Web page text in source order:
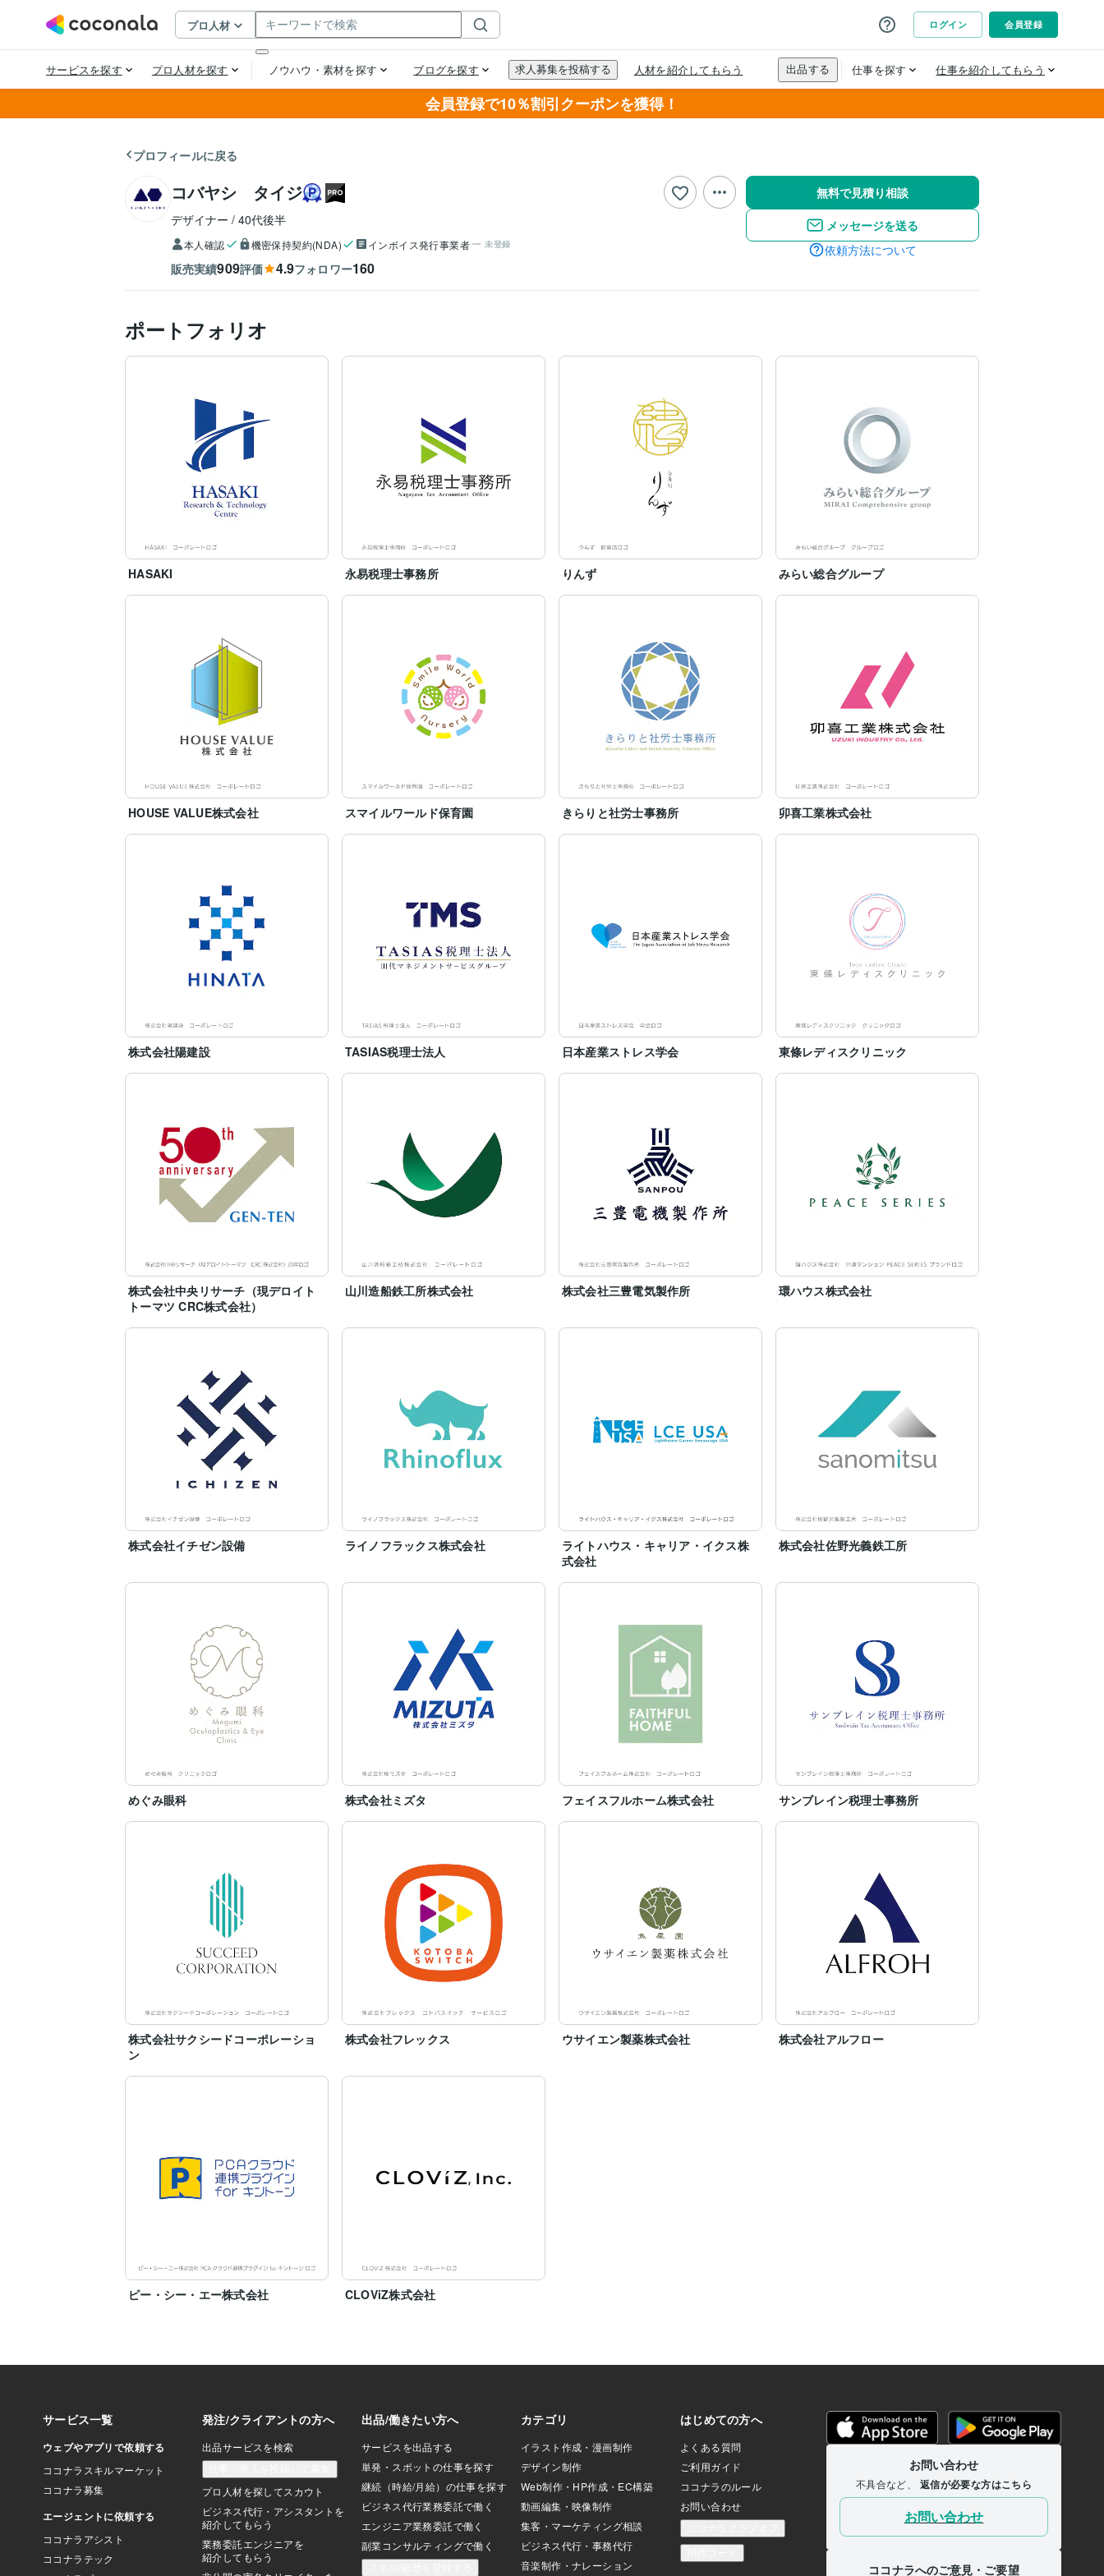
会員登録で10％割引クーポンを獲得！
プロフィールに戻る
コバヤシ タイジ
デザイナー 40代後半
本人確認 機密保持契約(NDA) インボイス発行事業者 未登録
販売実績909評価 4.9フォロワー160
無料で見積り相談
メッセージを送る
依頼方法について
ポートフォリオ
HASAKI 永易税理士事務所 りんず みらい総合グループ
HOUSE VALUE株式会社 スマイルワールド保育園 きらりと社労士事務所 卯喜工業株式会社
株式会社陽建設 TASIAS税理士法人 日本産業ストレス学会 東條レディスクリニック
株式会社中央リサーチ（現デロイト
トーマツ CRC株式会社）
山川造船鉄工所株式会社 株式会社三豊電気製作所 環ハウス株式会社
株式会社イチゼン設備 ライノフラックス株式会社
ライトハウス・キャリア・イクス株
式会社
株式会社佐野光義鉄工所
めぐみ眼科 株式会社ミズタ フェイスフルホーム株式会社 サンブレイン税理士事務所
株式会社サクシードコーポレーショ
ン
株式会社フレックス ウサイエン製薬株式会社 株式会社アルフロー
ピー・シー・エー株式会社 CLOViZ株式会社